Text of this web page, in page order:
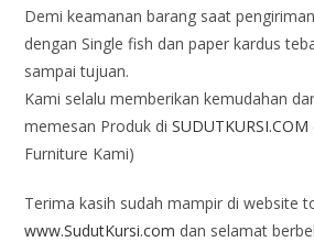
Demi keamanan barang saat
dengan Single fish dan paper kardus
sampai tujuan.
Kami selalu memberikan kemudahan
memesan Produk diSUDUTKURSI.COM
Furniture Kami)
Terima kasih sudah mampir di website
www.SudutKursi.com dan selamat